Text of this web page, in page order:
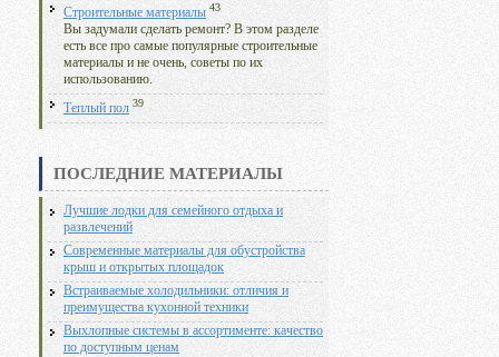
Строительные материалы 43
Вы задумали сделать ремонт? В этом разделе
есть все про самые популярные строительные
материалы и не очень, советы по их
использованию.
Теплый пол 39
ПОСЛЕДНИЕ МАТЕРИАЛЫ
Лучшие лодки для семейного отдыха и
развлечений
Современные материалы для обустройства
крыш и открытых площадок
Встраиваемые холодильники: отличия и
преимущества кухонной техники
Выхлопные системы в ассортименте: качество
по доступным ценам